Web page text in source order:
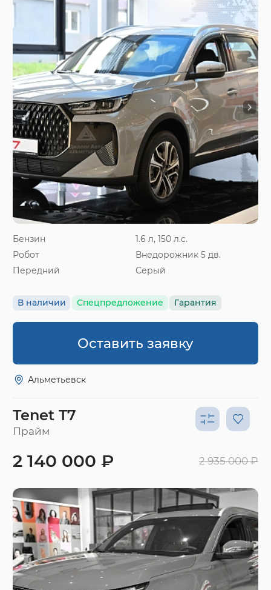
Бензин
1.6 л, 150 л.с.
Робот
Внедорожник 5 дв.
Передний
Серый
В наличии Спецпредложение Гарантия
Оставить заявку
Альметьевск
Tenet T7
Прайм
2 140 000 ₽ 2 935 000 ₽